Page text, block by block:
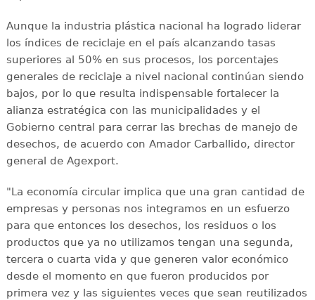
Aunque la industria plástica nacional ha logrado liderar
los índices de reciclaje en el país alcanzando tasas
superiores al 50% en sus procesos, los porcentajes
generales de reciclaje a nivel nacional continúan siendo
bajos, por lo que resulta indispensable fortalecer la
alianza estratégica con las municipalidades y el
Gobierno central para cerrar las brechas de manejo de
desechos, de acuerdo con Amador Carballido, director
general de Agexport.
"La economía circular implica que una gran cantidad de
empresas y personas nos integramos en un esfuerzo
para que entonces los desechos, los residuos o los
productos que ya no utilizamos tengan una segunda,
tercera o cuarta vida y que generen valor económico
desde el momento en que fueron producidos por
primera vez y las siguientes veces que sean reutilizados